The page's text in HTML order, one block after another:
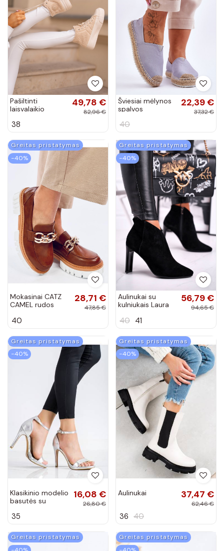
Pašiltinti
laisvalaikio
kailiuku Big Star
smėlio spalvos
49,78 €
82,96 €
38
Šviesiai mėlynos
spalvos
Star
22,39 €
37,32 €
40
Greitas pristatymas
−40%
Mokasinai CATZ
CAMEL rudos
28,71 €
47,85 €
40
Greitas pristatymas
−40%
Aulinukai su
kulniukais Laura
spalvos
56,79 €
94,65 €
40 41
Greitas pristatymas
−40%
Klasikinio modelio
basutės su
16,08 €
26,80 €
35
Greitas pristatymas
−40%
Aulinukai 37,47 €
62,46 €
36 40
Greitas pristatymas
Greitas pristatymas